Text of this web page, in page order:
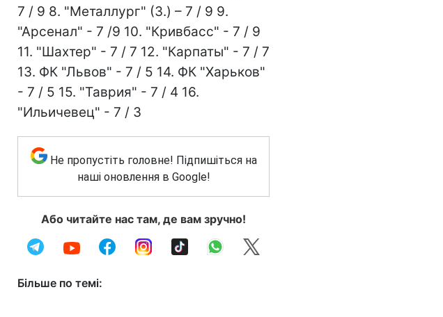
7 / 9 8. "Металлург" (З.) – 7 / 9 9.
"Арсенал" - 7 /9 10. "Кривбасс" - 7 / 9
11. "Шахтер" - 7 / 7 12. "Карпаты" - 7 / 7
13. ФК "Львов" - 7 / 5 14. ФК "Харьков"
- 7 / 5 15. "Таврия" - 7 / 4 16.
"Ильичевец" - 7 / 3
Не пропустіть головне! Підпишіться на
наші оновлення в Google!
Або читайте нас там, де вам зручно!
Більше по темі: